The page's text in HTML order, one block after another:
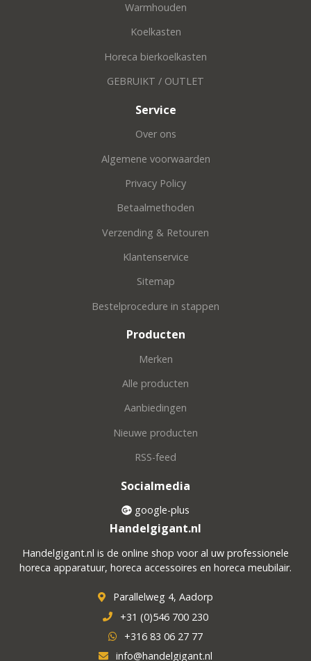
Warmhouden
Koelkasten
Horeca bierkoelkasten
GEBRUIKT / OUTLET
Service
Over ons
Algemene voorwaarden
Privacy Policy
Betaalmethoden
Verzending & Retouren
Klantenservice
Sitemap
Bestelprocedure in stappen
Producten
Merken
Alle producten
Aanbiedingen
Nieuwe producten
RSS-feed
Socialmedia
google-plus
Handelgigant.nl
Handelgigant.nl is de online shop voor al uw professionele
horeca apparatuur, horeca accessoires en horeca meubilair.
Parallelweg 4, Aadorp
+31 (0)546 700 230
+316 83 06 27 77
info@handelgigant.nl